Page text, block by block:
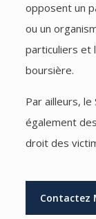
opposent un
ou un
particuliers et
boursière.
Par ailleurs, le
également
droit des
Contactez